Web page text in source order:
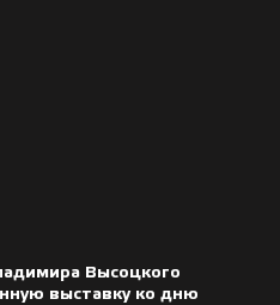
Высоцкого
выставку ко дню